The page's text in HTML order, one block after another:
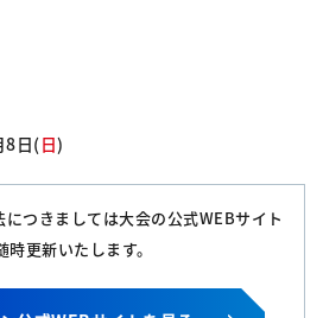
8日(日)
つきましては大会の公式WEBサイト
時更新いたします。